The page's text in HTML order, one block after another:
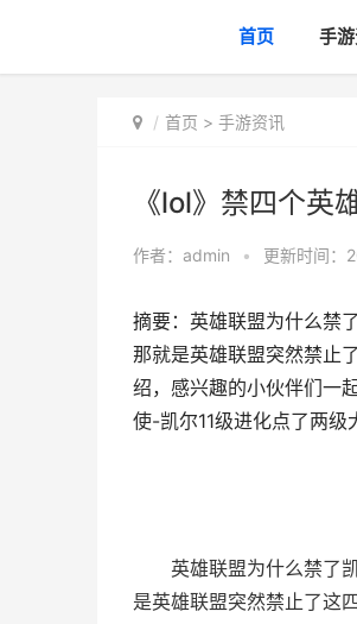
首页 手
首页 > 手游资讯
《lol》禁四个英
作者： admin • 更新时间：
摘要：英雄联盟为什么禁
那就是英雄联盟突然禁止
绍，感兴趣的小伙伴们一
使-凯尔11级进化点了两
英雄联盟为什么禁了
是英雄联盟突然禁止了这